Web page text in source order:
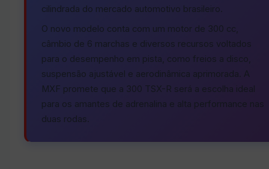
cilindrada do mercado automotivo brasileiro.
O novo modelo conta com um motor de 300 cc,
câmbio de 6 marchas e diversos recursos voltados
para o desempenho em pista, como freios a disco,
suspensão ajustável e aerodinâmica aprimorada. A
MXF promete que a 300 TSX-R será a escolha ideal
para os amantes de adrenalina e alta performance nas
duas rodas.